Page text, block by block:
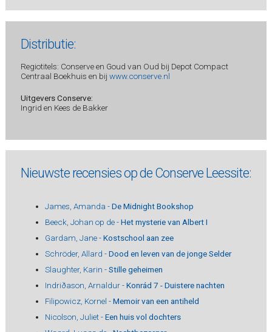
Distributie:
Regiotitels: Conserve en Goud van Oud bij Depot Compact
Centraal Boekhuis en bij www.conserve.nl
Uitgevers Conserve:
Ingrid en Kees de Bakker
Nieuwste recensies op de Conserve Leessite:
James, Amanda -De Midnight Bookshop
Beeck, Johan op de -Het mysterie van Albert I
Gardam, Jane -Kostschool aan zee
Schröder, Allard -Dood en leven van de jonge Selder
Slaughter, Karin -Stille geheimen
Indriðason, Arnaldur -Konrád 7 - Duistere nachten
Filipowicz, Kornel -Memoir van een antiheld
Nicolson, Juliet -Een huis vol dochters